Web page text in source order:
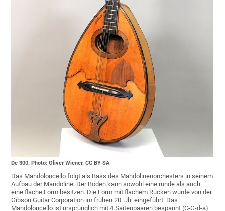
De 300. Photo: Oliver Wiener. CC BY-SA
Das Mandoloncello folgt als Bass des Mandolinenorchesters in seinem
Aufbau der Mandoline. Der Boden kann sowohl eine runde als auch
eine flache Form besitzen. Die Form mit flachem Rücken wurde von der
Gibson Guitar Corporation im frühen 20. Jh. eingeführt. Das
Mandoloncello ist ursprünglich mit 4 Saitenpaaren bespannt (C-G-d-a)